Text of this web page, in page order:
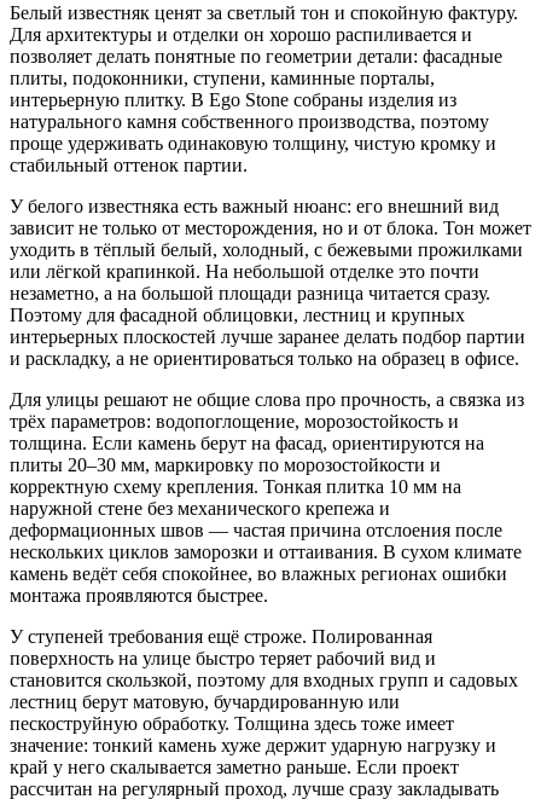
Белый известняк ценят за светлый тон и спокойную фактуру.
Для архитектуры и отделки он хорошо распиливается и
позволяет делать понятные по геометрии детали: фасадные
плиты, подоконники, ступени, каминные порталы,
интерьерную плитку. В Ego Stone собраны изделия из
натурального камня собственного производства, поэтому
проще удерживать одинаковую толщину, чистую кромку и
стабильный оттенок партии.
У белого известняка есть важный нюанс: его внешний вид
зависит не только от месторождения, но и от блока. Тон может
уходить в тёплый белый, холодный, с бежевыми прожилками
или лёгкой крапинкой. На небольшой отделке это почти
незаметно, а на большой площади разница читается сразу.
Поэтому для фасадной облицовки, лестниц и крупных
интерьерных плоскостей лучше заранее делать подбор партии
и раскладку, а не ориентироваться только на образец в офисе.
Для улицы решают не общие слова про прочность, а связка из
трёх параметров: водопоглощение, морозостойкость и
толщина. Если камень берут на фасад, ориентируются на
плиты 20–30 мм, маркировку по морозостойкости и
корректную схему крепления. Тонкая плитка 10 мм на
наружной стене без механического крепежа и
деформационных швов — частая причина отслоения после
нескольких циклов заморозки и оттаивания. В сухом климате
камень ведёт себя спокойнее, во влажных регионах ошибки
монтажа проявляются быстрее.
У ступеней требования ещё строже. Полированная
поверхность на улице быстро теряет рабочий вид и
становится скользкой, поэтому для входных групп и садовых
лестниц берут матовую, бучардированную или
пескоструйную обработку. Толщина здесь тоже имеет
значение: тонкий камень хуже держит ударную нагрузку и
край у него скалывается заметно раньше. Если проект
рассчитан на регулярный проход, лучше сразу закладывать